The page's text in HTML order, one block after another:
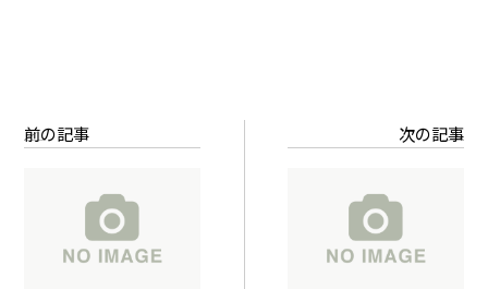
前の記事 次の記事